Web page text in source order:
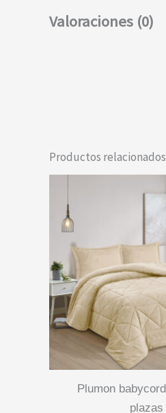
Valoraciones (0)
Productos relacionados
plumon babycord beige 1.5
plazas